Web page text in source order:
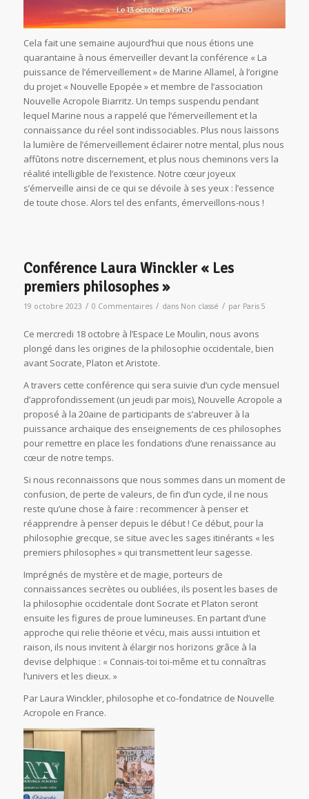
Cela fait une semaine aujourd’hui que nous étions une
quarantaine à nous émerveiller devant la conférence « La
puissance de l’émerveillement » de Marine Allamel, à l’origine
du projet « Nouvelle Epopée » et membre de l’association
Nouvelle Acropole Biarritz. Un temps suspendu pendant
lequel Marine nous a rappelé que l’émerveillement et la
connaissance du réel sont indissociables. Plus nous laissons
la lumière de l’émerveillement éclairer notre mental, plus nous
affûtons notre discernement, et plus nous cheminons vers la
réalité intelligible de l’existence. Notre cœur joyeux
s’émerveille ainsi de ce qui se dévoile à ses yeux : l’essence
de toute chose. Alors tel des enfants, émerveillons-nous !
Conférence Laura Winckler « Les
premiers philosophes »
19 octobre 2023 / 0 Commentaires / dans Non classé / par Paris 5
Ce mercredi 18 octobre à l’Espace Le Moulin, nous avons
plongé dans les origines de la philosophie occidentale, bien
avant Socrate, Platon et Aristote.
A travers cette conférence qui sera suivie d’un cycle mensuel
d’approfondissement (un jeudi par mois), Nouvelle Acropole a
proposé à la 20aine de participants de s’abreuver à la
puissance archaïque des enseignements de ces philosophes
pour remettre en place les fondations d’une renaissance au
cœur de notre temps.
Si nous reconnaissons que nous sommes dans un moment de
confusion, de perte de valeurs, de fin d’un cycle, il ne nous
reste qu’une chose à faire : recommencer à penser et
réapprendre à penser depuis le début ! Ce début, pour la
philosophie grecque, se situe avec les sages itinérants « les
premiers philosophes » qui transmettent leur sagesse.
Imprégnés de mystère et de magie, porteurs de
connaissances secrètes ou oubliées, ils posent les bases de
la philosophie occidentale dont Socrate et Platon seront
ensuite les figures de proue lumineuses. En partant d’une
approche qui relie théorie et vécu, mais aussi intuition et
raison, ils nous invitent à élargir nos horizons grâce à la
devise delphique : « Connais-toi toi-même et tu connaîtras
l’univers et les dieux. »
P ar Laura Winckler, philosophe et co-fondatrice de Nouvelle
Acropole en France.